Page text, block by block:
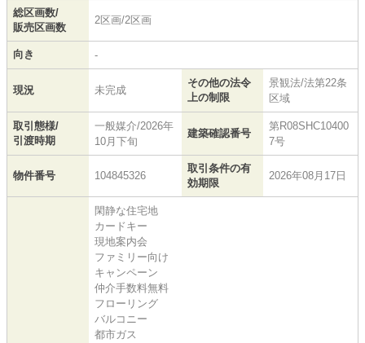
総区画数/
販売区画数
2区画/2区画
向き -
現況 未完成
その他の法令
上の制限
景観法/法第22条
区域
取引態様/
引渡時期
一般媒介/2026年
10月下旬
建築確認番号
第R08SHC10400
7号
物件番号 104845326
取引条件の有
効期限
2026年08月17日
閑静な住宅地
カードキー
現地案内会
ファミリー向け
キャンペーン
仲介手数料無料
フローリング
バルコニー
都市ガス